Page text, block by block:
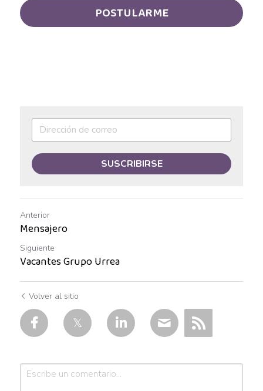
Auxiliar de instalación
Auxiliar de mantenimiento
Auxiliar de Mantenimiento
Auxiliar de prevención de pérdidas
Auxiliar de producción
Auxiliar de Producción
Auxiliar de Técnico
Auxiliar en mantenimiento
POSTULARME
SUSCRIBIRSE
Anterior
Mensajero
Siguiente
Vacantes Grupo Urrea
Volver al sitio